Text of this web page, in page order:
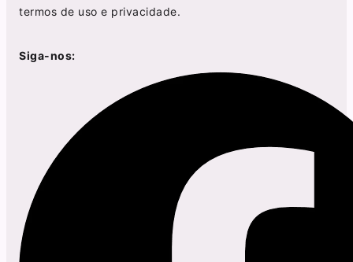
termos de uso e privacidade.
Siga-nos: